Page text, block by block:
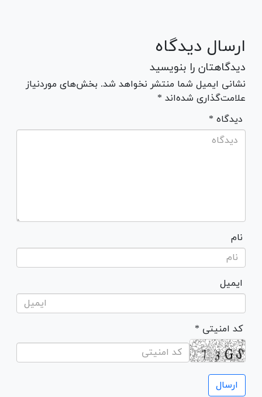
ارسال دیدگاه
دیدگاهتان را بنویسید
نشانی ایمیل شما منتشر نخواهد شد. بخش‌های موردنیاز
علامت‌گذاری شده‌اند *
* دیدگاه
نام
ایمیل
* کد امنیتی